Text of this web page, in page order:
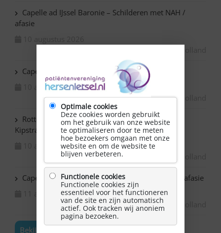
Capelle ad IJssel Baronie – Schilderen met NAH /
afasie
Capelle ad IJssel Beemsterhoek – Klaverjassen
10 augustus 2026
Zuid-Holland
Rotterdam Centrum – NAH bijeenkomst in de
Kipstraat
10 augustus 2026
Capelle ad IJssel Bazuin – Schilderen met NAH / afasie
11 augustus 2026
Zuid-Holland
Bekijk de volledige agenda
Optimale cookies
Deze cookies worden gebruikt
om het gebruik van onze website
te optimaliseren door te meten
hoe bezoekers omgaan met onze
website en om de website te
blijven verbeteren.
Functionele cookies
Functionele cookies zijn
essentieel voor het functioneren
van de site en zijn automatisch
actief. Ook tracken wij anoniem
pagina bezoeken.